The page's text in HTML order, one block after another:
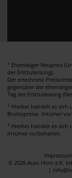
1 Ehemaliger Neupreis
der Erstzulassung).
Der errechnete
gegenüber der
Tag der Erstzulassung
2 Hierbei handelt es sich
Bruttopreise. Irrtümer
3 Hierbei handelt es sich
Irrtümer vorbehalten.
Impressum
© 2026 Auto Horn e.K.
|